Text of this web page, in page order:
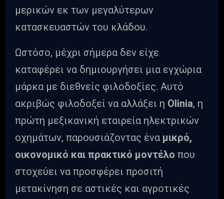
μερικών εκ των μεγαλύτερων
κατασκευαστών του κλάδου.
Ωστόσο, μέχρι σήμερα δεν είχε
καταφέρει να δημιουργήσει μια εγχώρια
μάρκα με διεθνείς φιλοδοξίες. Αυτό
ακριβώς φιλοδοξεί να αλλάξει η Olinia, η
πρώτη μεξικανική εταιρεία ηλεκτρικών
οχημάτων, παρουσιάζοντας ένα μικρό,
οικονομικό και πρακτικό μοντέλο που
στοχεύει να προσφέρει προσιτή
μετακίνηση σε αστικές και αγροτικές